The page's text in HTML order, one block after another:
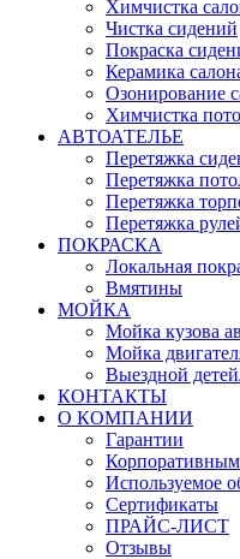
Химчистка
Чистка сидений
Покраска
Керамика
Озонирование
Химчистка
АВТОАТЕЛЬЕ
Перетяжка
Перетяжка
Перетяжка
Перетяжка
ПОКРАСКА
Локальная
Вмятины
МОЙКА
Мойка кузова
Мойка
Выездной
КОНТАКТЫ
О КОМПАНИИ
Гарантии
Используемое
Сертификаты
ПРАЙС-ЛИСТ
Отзывы